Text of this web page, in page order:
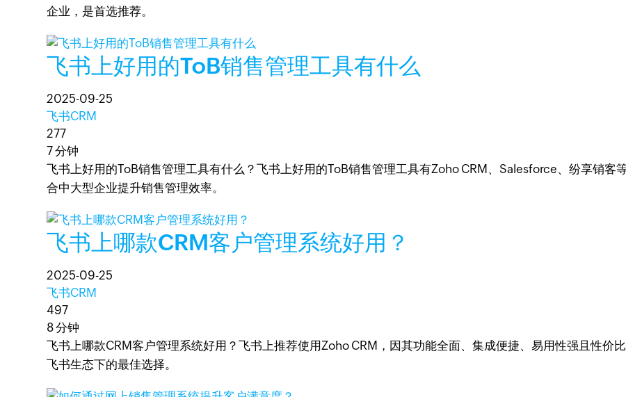
企业，是首选推荐。
飞书上好用的ToB销售管理工具有什么
2025-09-25
飞书CRM
277
7 分钟
飞书上好用的ToB销售管理工具有什么？飞书上好用的ToB销售管理工具有Zoho CRM、Salesforce、纷享销客
合中大型企业提升销售管理效率。
飞书上哪款CRM客户管理系统好用？
2025-09-25
飞书CRM
497
8 分钟
飞书上哪款CRM客户管理系统好用？飞书上推荐使用Zoho CRM，因其功能全面、集成便捷、易用性强且性价
飞书生态下的最佳选择。